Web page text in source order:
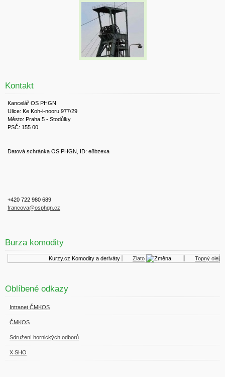
Kontakt
Kancelář OS PHGN
Ulice: Ke Koh-i-nooru 977/29
Město: Praha 5 - Stodůlky
PSČ: 155 00
Datová schránka OS PHGN, ID: e8bzexa
+420 722 980 689
francova@osphgn.cz
Burza komodity
Kurzy.cz Komodity a deriváty Zlato Topný olej
Oblíbené odkazy
Intranet ČMKOS
ČMKOS
Sdružení hornických odborů
X SHO